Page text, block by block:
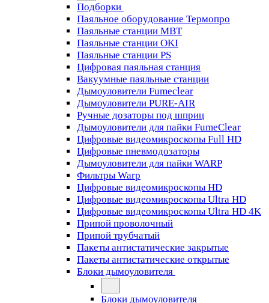
Подборки
Паяльное оборудование Термопро
Паяльные станции MBT
Паяльные станции OKI
Паяльные станции PS
Цифровая паяльная станция
Вакуумные паяльные станции
Дымоуловители Fumeclear
Дымоуловители PURE-AIR
Ручные дозаторы под шприц
Дымоуловители для пайки FumeClear
Цифровые видеомикроскопы Full HD
Цифровые пневмодозаторы
Дымоуловители для пайки WARP
Фильтры Warp
Цифровые видеомикроскопы HD
Цифровые видеомикроскопы Ultra HD
Цифровые видеомикроскопы Ultra HD 4K
Припой проволочный
Припой трубчатый
Пакеты антистатические закрытые
Пакеты антистатические открытые
Блоки дымоуловителя
Блоки дымоуловителя